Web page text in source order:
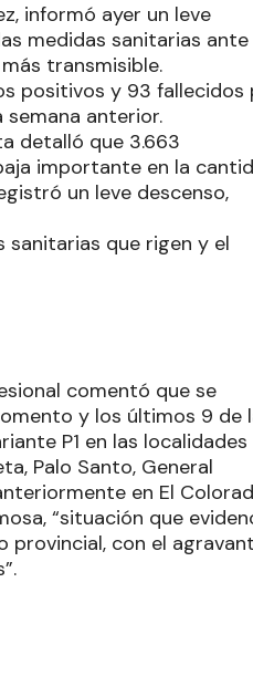
informó ayer un leve
medidas sanitarias ante
transmisible.
positivos y 93 fallecidos
semana anterior.
detalló que 3.663
importante en la
un leve descenso,
sanitarias que rigen y el
comentó que se
y los últimos 9 de
P1 en las localidades
Palo Santo, General
en El
“situación que
con el